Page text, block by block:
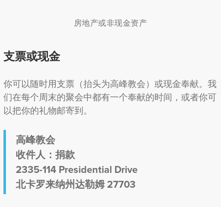
房地产或非现金资产
支票或现金
你可以随时用支票（抬头为高峰教会）或现金奉献。我
们在每个周末的聚会中都有一个奉献的时间，或者你可
以把你的礼物邮寄到。
高峰教会
收件人：捐款
2335-114 Presidential Drive
北卡罗来纳州达勒姆 27703